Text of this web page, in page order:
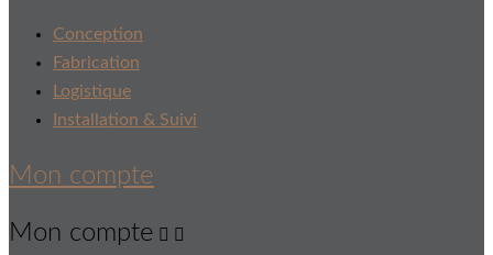
Conception
Fabrication
Logistique
Installation & Suivi
Mon compte
Mon compte  